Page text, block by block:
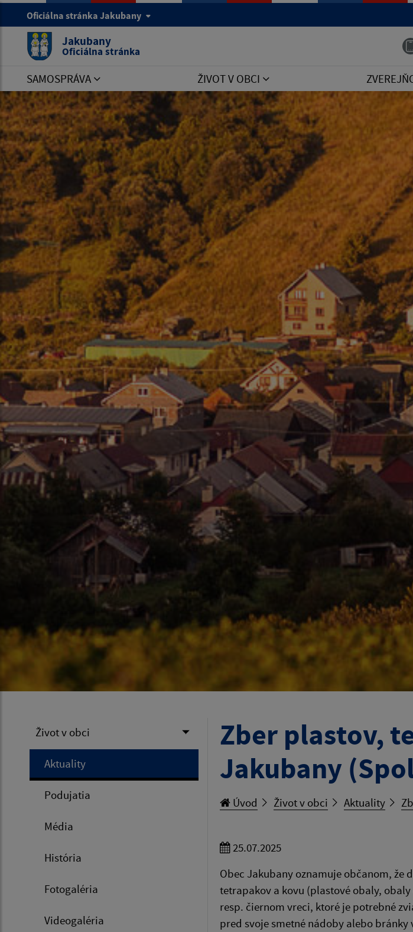
Oficiálna stránka Jakubany
Jakubany
Oficiálna stránka
SAMOSPRÁVA ŽIVOT V OBCI
Život v obci
Aktuality
Podujatia
Média
História
Fotogaléria
Videogaléria
Zber plastov,
Jakubany
Úvod Život v obci Aktuality
25.07.2025
Obec Jakubany oznamuje občanom, že
tetrapakov a kovu (plastové obaly,
resp. čiernom vreci, ktoré je potrebné
pred svoje smetné nádoby alebo